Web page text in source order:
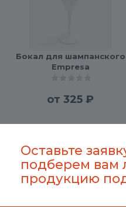
Бокал для шампанского
Empresa
от 325 ₽
Оставьте
подберем вам
продукцию